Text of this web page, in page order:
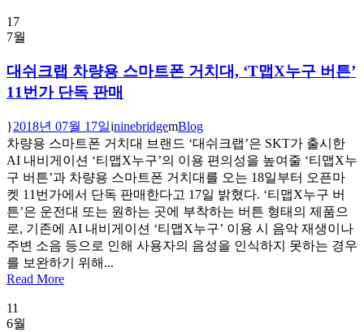
17
7월
대쉬크랩 차량용 스마트폰 거치대, ‘T맵X누구 버튼’
11번가 단독 판매
2018년 07월 17일 ninebridge
Blog
차량용 스마트폰 거치대 브랜드 ‘대쉬크랩’은 SKT가 출시한
AI 내비게이션 ‘티맵X누구’의 이용 편의성을 높여줄 ‘티맵X누
구 버튼’과 차량용 스마트폰 거치대를 오는 18일부터 오픈마
켓 11번가에서 단독 판매한다고 17일 밝혔다. ‘티맵X누구 버
튼’은 운전대 또는 원하는 곳에 부착하는 버튼 형태의 제품으
로, 기존에 AI 내비게이션 ‘티맵X누구’ 이용 시 음악 재생이나
주변 소음 등으로 인해 사용자의 음성을 인식하지 못하는 경우
를 보완하기 위해...
Read More
11
6월